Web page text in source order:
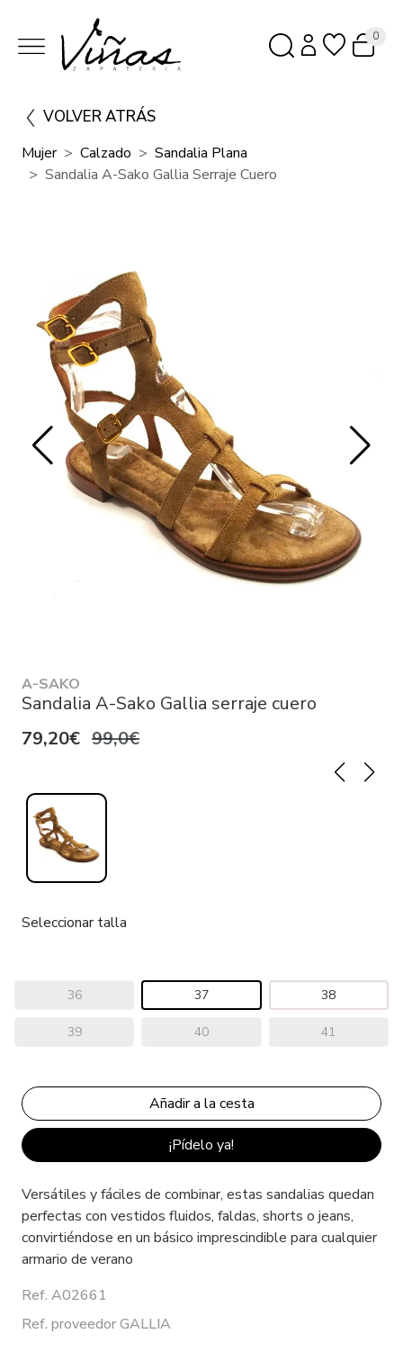
0
VOLVER ATRÁS
Mujer Calzado
Sandalia Plana
Sandalia A-Sako Gallia Serraje Cuero
A-SAKO
Sandalia A-Sako Gallia serraje cuero
79,20€ 99,0€
Seleccionar talla
36 37 38
39 40 41
¡Pídelo ya!
Versátiles y fáciles de combinar, estas sandalias quedan
perfectas con vestidos fluidos, faldas, shorts o jeans,
convirtiéndose en un básico imprescindible para cualquier
armario de verano
Ref. A02661
Ref. proveedor GALLIA